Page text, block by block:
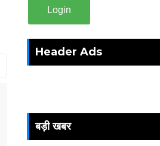
Login
Header Ads
बड़ी खबर